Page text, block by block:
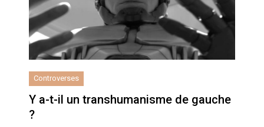
Controverses
Y a-t-il un transhumanisme de gauche
?